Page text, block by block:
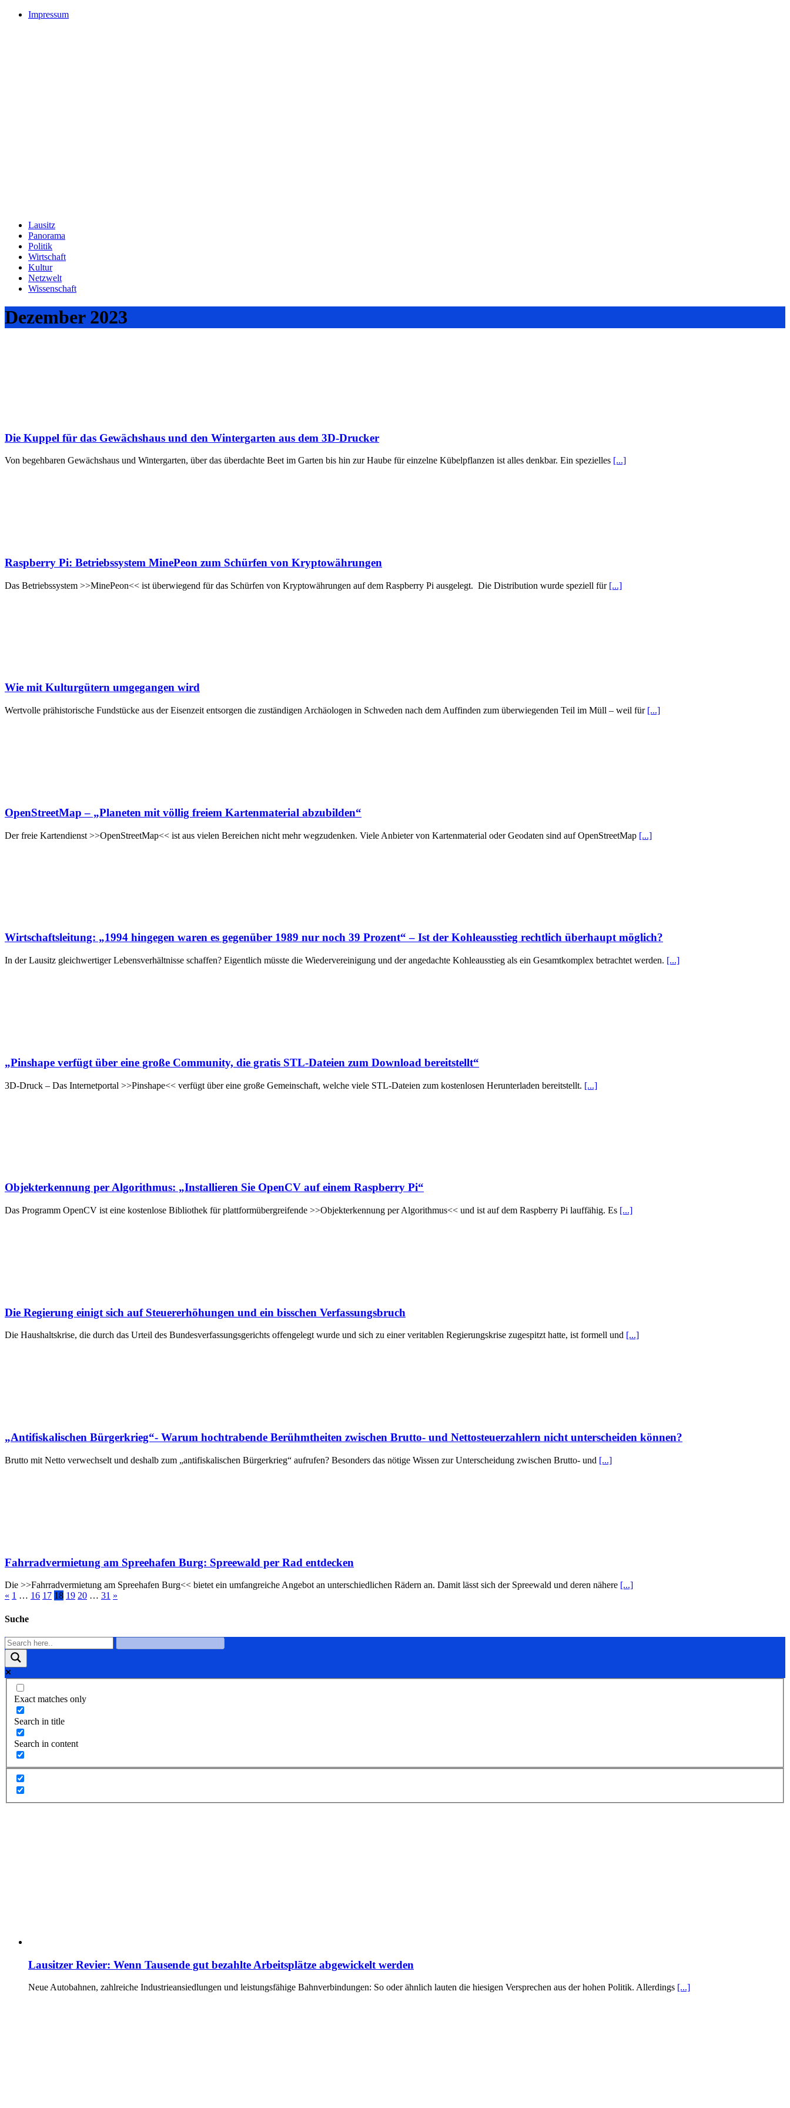
Impressum
Lausitz
Panorama
Politik
Wirtschaft
Kultur
Netzwelt
Wissenschaft
Dezember 2023
Die Kuppel für das Gewächshaus und den Wintergarten aus dem 3D-Drucker
Von begehbaren Gewächshaus und Wintergarten, über das überdachte Beet im Garten bis hin zur Haube für einzelne Kübelpflanzen ist alles denkbar. Ein spezielles [...]
Raspberry Pi: Betriebssystem MinePeon zum Schürfen von Kryptowährungen
Das Betriebssystem >>MinePeon<< ist überwiegend für das Schürfen von Kryptowährungen auf dem Raspberry Pi ausgelegt. Die Distribution wurde speziell für [...]
Wie mit Kulturgütern umgegangen wird
Wertvolle prähistorische Fundstücke aus der Eisenzeit entsorgen die zuständigen Archäologen in Schweden nach dem Auffinden zum überwiegenden Teil im Müll – weil für [...]
OpenStreetMap – „Planeten mit völlig freiem Kartenmaterial abzubilden“
Der freie Kartendienst >>OpenStreetMap<< ist aus vielen Bereichen nicht mehr wegzudenken. Viele Anbieter von Kartenmaterial oder Geodaten sind auf OpenStreetMap [...]
Wirtschaftsleitung: „1994 hingegen waren es gegenüber 1989 nur noch 39 Prozent“ – Ist der Kohleausstieg rechtlich überhaupt möglich?
In der Lausitz gleichwertiger Lebensverhältnisse schaffen? Eigentlich müsste die Wiedervereinigung und der angedachte Kohleausstieg als ein Gesamtkomplex betrachtet werden. [...]
„Pinshape verfügt über eine große Community, die gratis STL-Dateien zum Download bereitstellt“
3D-Druck – Das Internetportal >>Pinshape<< verfügt über eine große Gemeinschaft, welche viele STL-Dateien zum kostenlosen Herunterladen bereitstellt. [...]
Objekterkennung per Algorithmus: „Installieren Sie OpenCV auf einem Raspberry Pi“
Das Programm OpenCV ist eine kostenlose Bibliothek für plattformübergreifende >>Objekterkennung per Algorithmus<< und ist auf dem Raspberry Pi lauffähig. Es [...]
Die Regierung einigt sich auf Steuererhöhungen und ein bisschen Verfassungsbruch
Die Haushaltskrise, die durch das Urteil des Bundesverfassungsgerichts offengelegt wurde und sich zu einer veritablen Regierungskrise zugespitzt hatte, ist formell und [...]
„Antifiskalischen Bürgerkrieg“- Warum hochtrabende Berühmtheiten zwischen Brutto- und Nettosteuerzahlern nicht unterscheiden können?
Brutto mit Netto verwechselt und deshalb zum „antifiskalischen Bürgerkrieg“ aufrufen? Besonders das nötige Wissen zur Unterscheidung zwischen Brutto- und [...]
Fahrradvermietung am Spreehafen Burg: Spreewald per Rad entdecken
Die >>Fahrradvermietung am Spreehafen Burg<< bietet ein umfangreiche Angebot an unterschiedlichen Rädern an. Damit lässt sich der Spreewald und deren nähere [...]
« 1 … 16 17 18 19 20 … 31 »
Suche
Exact matches only
Search in title
Search in content
Lausitzer Revier: Wenn Tausende gut bezahlte Arbeitsplätze abgewickelt werden
Neue Autobahnen, zahlreiche Industrieansiedlungen und leistungsfähige Bahnverbindungen: So oder ähnlich lauten die hiesigen Versprechen aus der hohen Politik. Allerdings [...]